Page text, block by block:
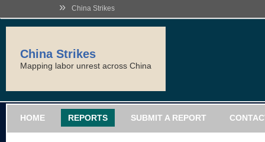
» China Strikes
China Strikes
Mapping labor unrest across China
HOME REPORTS SUBMIT A REPORT